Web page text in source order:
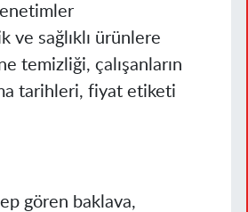
ve sağlıklı ürünlere
temizliği, çalışanların
tarihleri, fiyat etiketi
gören baklava,